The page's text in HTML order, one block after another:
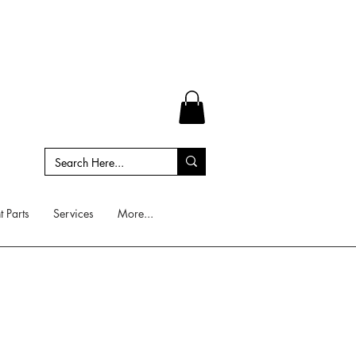
Parts Services More...